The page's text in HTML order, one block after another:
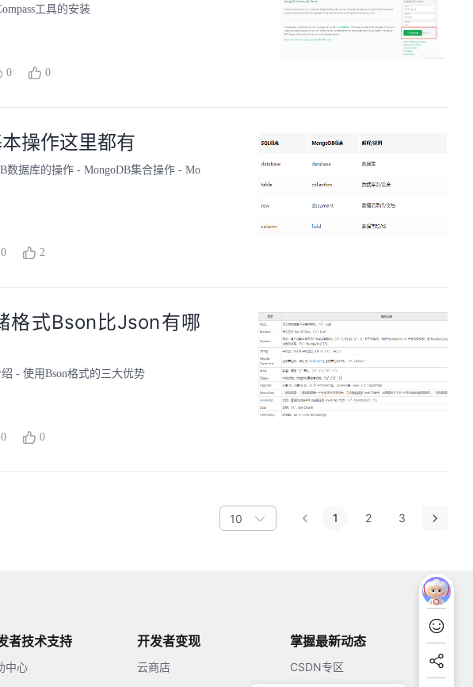
工具的安装
0 0
操作这里都有
数据库的操作 - MongoDB集合操作 - Mo
0 2
格式Bson比Json有哪
- 使用Bson格式的三大优势
0 0
10 1 2 3
者技术支持
中心
开发者变现
云商店
掌握最新动态
CSDN专区